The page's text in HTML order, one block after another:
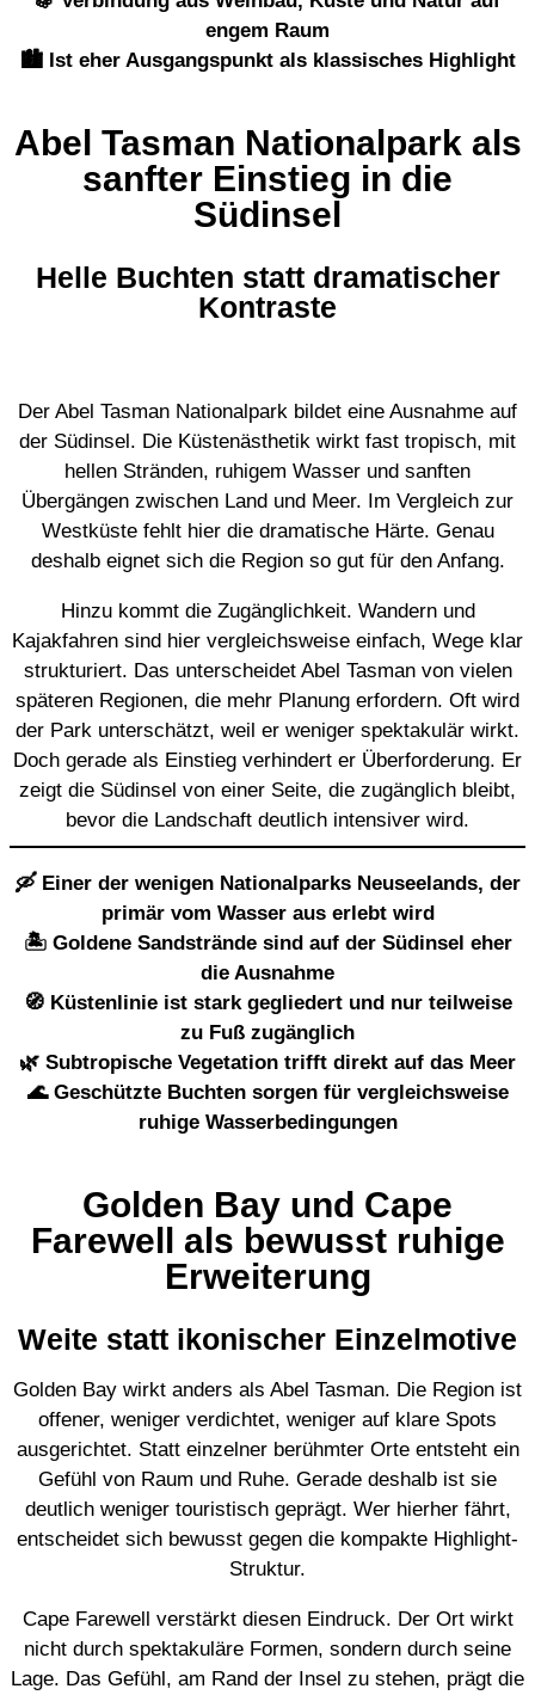
engem Raum
🏙️ Ist eher Ausgangspunkt als klassisches Highlight
Abel Tasman Nationalpark als
sanfter Einstieg in die
Südinsel
Helle Buchten statt dramatischer
Kontraste
Der Abel Tasman Nationalpark bildet eine Ausnahme auf
der Südinsel. Die Küstenästhetik wirkt fast tropisch, mit
hellen Stränden, ruhigem Wasser und sanften
Übergängen zwischen Land und Meer. Im Vergleich zur
Westküste fehlt hier die dramatische Härte. Genau
deshalb eignet sich die Region so gut für den Anfang.
Hinzu kommt die Zugänglichkeit. Wandern und
Kajakfahren sind hier vergleichsweise einfach, Wege klar
strukturiert. Das unterscheidet Abel Tasman von vielen
späteren Regionen, die mehr Planung erfordern. Oft wird
der Park unterschätzt, weil er weniger spektakulär wirkt.
Doch gerade als Einstieg verhindert er Überforderung. Er
zeigt die Südinsel von einer Seite, die zugänglich bleibt,
bevor die Landschaft deutlich intensiver wird.
🛶 Einer der wenigen Nationalparks Neuseelands, der
primär vom Wasser aus erlebt wird
🏝️ Goldene Sandstrände sind auf der Südinsel eher
die Ausnahme
🧭 Küstenlinie ist stark gegliedert und nur teilweise
zu Fuß zugänglich
🌿 Subtropische Vegetation trifft direkt auf das Meer
🌊 Geschützte Buchten sorgen für vergleichsweise
ruhige Wasserbedingungen
Golden Bay und Cape
Farewell als bewusst ruhige
Erweiterung
Weite statt ikonischer Einzelmotive
Golden Bay wirkt anders als Abel Tasman. Die Region ist
offener, weniger verdichtet, weniger auf klare Spots
ausgerichtet. Statt einzelner berühmter Orte entsteht ein
Gefühl von Raum und Ruhe. Gerade deshalb ist sie
deutlich weniger touristisch geprägt. Wer hierher fährt,
entscheidet sich bewusst gegen die kompakte Highlight-
Struktur.
Cape Farewell verstärkt diesen Eindruck. Der Ort wirkt
nicht durch spektakuläre Formen, sondern durch seine
Lage. Das Gefühl, am Rand der Insel zu stehen, prägt die